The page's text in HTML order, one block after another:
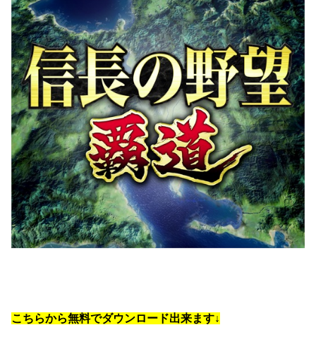
こちらから無料でダウンロード出来ます↓